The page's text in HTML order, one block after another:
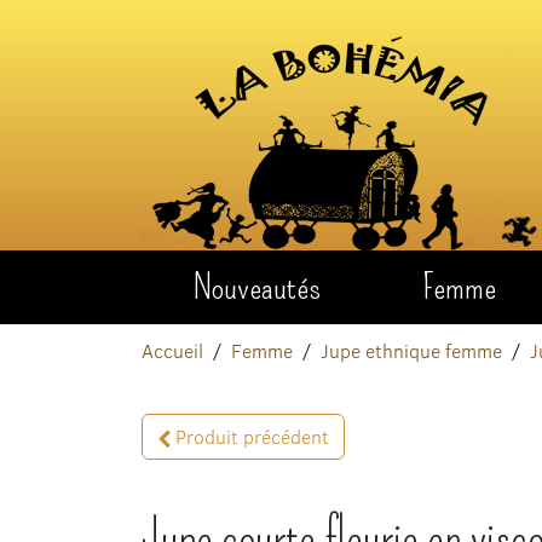
Nouveautés Femme
Accueil Femme Jupe ethnique femme
Produit précédent